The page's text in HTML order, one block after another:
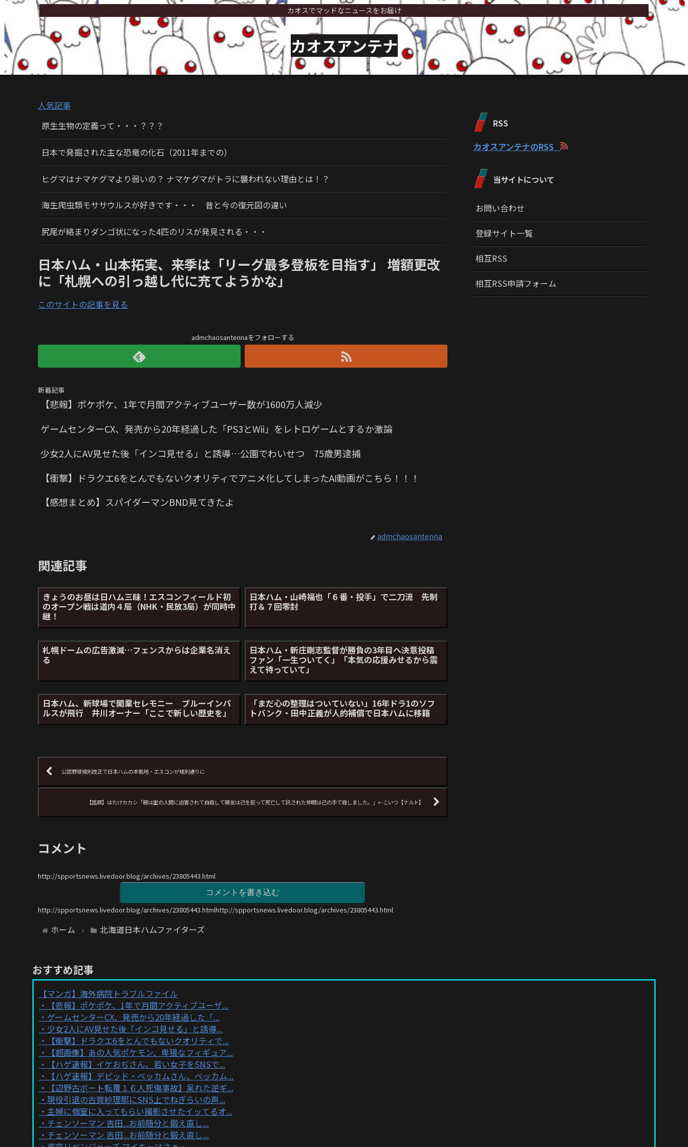
カオスでマッドなニュースをお届け
カオスアンテナ
人気記事
原生生物の定義って・・・？？？
日本で発掘された主な恐竜の化石（2011年までの）
ヒグマはナマケグマより弱いの？ ナマケグマがトラに襲われない理由とは！？
海生爬虫類モササウルスが好きです・・・ 昔と今の復元図の違い
尻尾が絡まりダンゴ状になった4匹のリスが発見される・・・
日本ハム・山本拓実、来季は「リーグ最多登板を目指す」 増額更改
に「札幌への引っ越し代に充てようかな」
このサイトの記事を見る
admchaosantennaをフォローする
新着記事
【悲報】ポケポケ、1年で月間アクティブユーザー数が1600万人減少
ゲームセンターCX、発売から20年経過した「PS3とWii」をレトロゲームとするか激論
少女2人にAV見せた後「インコ見せる」と誘導…公園でわいせつ 75歳男逮捕
【衝撃】ドラクエ6をとんでもないクオリティでアニメ化してしまったAI動画がこちら！！！
【感想まとめ】スパイダーマンBND見てきたよ
admchaosantenna
関連記事
きょうのお昼は日ハム三昧！エスコンフィールド初
のオープン戦は道内４局（NHK・民放3局）が同時中
継！
日本ハム・山崎福也「６番・投手」で二刀流 先制
打＆７回零封
札幌ドームの広告激減…フェンスからは企業名消え
る
日本ハム・新庄剛志監督が勝負の3年目へ決意投稿
ファン「一生ついてく」「本気の応援みせるから震
えて待っていて」
日本ハム、新球場で開業セレモニー ブルーインパ
ルスが飛行 井川オーナー「ここで新しい歴史を」
「まだ心の整理はついていない」16年ドラ1のソフ
トバンク・田中正義が人的補償で日本ハムに移籍
公認野球規則改正で日本ハムの本拠地・エスコンが規則通りに
【話題】はたけカカシ「親は里の人間に迫害されて自殺して親友は己を庇って死亡して託された仲間は己の手で殺しました。」←こいつ【ナルト】
コメント
http://spportsnews.livedoor.blog/archives/23805443.html
コメントを書き込む
http://spportsnews.livedoor.blog/archives/23805443.htmlhttp://spportsnews.livedoor.blog/archives/23805443.html
ホーム 北海道日本ハムファイターズ
RSS
カオスアンテナのRSS
当サイトについて
お問い合わせ
登録サイト一覧
相互RSS
相互RSS申請フォーム
おすすめ記事
【マンガ】海外病院トラブルファイル
【悲報】ポケポケ、1年で月間アクティブユーザ...
ゲームセンターCX、発売から20年経過した「...
少女2人にAV見せた後「インコ見せる」と誘導...
【衝撃】ドラクエ6をとんでもないクオリティで...
【超画像】あの人気ポケモン、卑猥なフィギュア...
【ハゲ速報】イケおぢさん、若い女子をSNSで...
【ハゲ速報】デビッド・ベッカムさん、ベッカム...
【辺野古ボート転覆１６人死傷事故】呆れた逆ギ...
現役引退の古賀紗理那にSNS上でねぎらいの声...
主婦に個室に入ってもらい撮影させたイッてるオ...
チェンソーマン 吉田...お前随分と鍛え直し...
チェンソーマン 吉田...お前随分と鍛え直し...